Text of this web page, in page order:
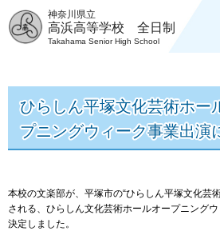
神奈川県立
高浜高等学校 全日制
Takahama Senior High School
ひらしん平塚文化芸術ホー
プニングウィーク事業出演
本校の文楽部が、平塚市の“ひらしん平塚文化芸
される、ひらしん文化芸術ホールオープニング
決定しました。